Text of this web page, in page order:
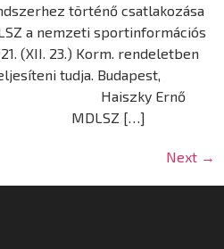
történő csatlakozása
a nemzeti sportinformációs
(XII. 23.) Korm. rendeletben
tudja. Budapest,
Ernő
[…]
Next →